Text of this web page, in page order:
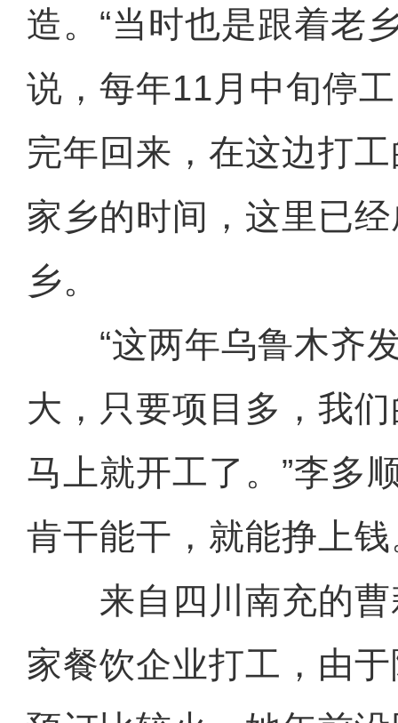
造。“当时也是跟着老
说，每年11月中旬停
完年回来，在这边打
家乡的时间，这里已
乡。
“这两年乌鲁木齐发
大，只要项目多，我
马上就开工了。”李多
肯干能干，就能挣上
来自四川南充的曹
家餐饮企业打工，由